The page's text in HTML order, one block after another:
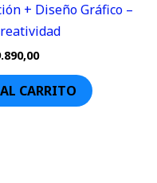
+ Diseño Gráfico –
CARRITO